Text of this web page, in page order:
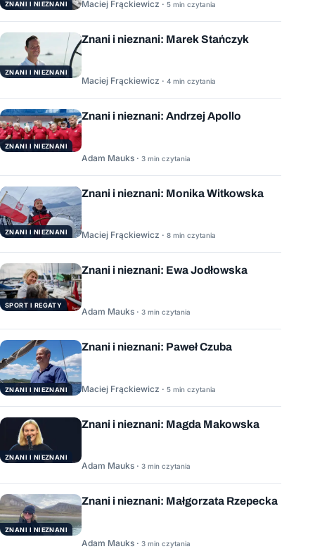
ZNANI I NIEZNANI Maciej Frąckiewicz · 5 min czytania
ZNANI I NIEZNANI
Znani i nieznani: Marek Stańczyk
Maciej Frąckiewicz · 4 min czytania
ZNANI I NIEZNANI
Znani i nieznani: Andrzej Apollo
Adam Mauks · 3 min czytania
ZNANI I NIEZNANI
Znani i nieznani: Monika Witkowska
Maciej Frąckiewicz · 8 min czytania
SPORT I REGATY
Znani i nieznani: Ewa Jodłowska
Adam Mauks · 3 min czytania
ZNANI I NIEZNANI
Znani i nieznani: Paweł Czuba
Maciej Frąckiewicz · 5 min czytania
ZNANI I NIEZNANI
Znani i nieznani: Magda Makowska
Adam Mauks · 3 min czytania
ZNANI I NIEZNANI
Znani i nieznani: Małgorzata Rzepecka
Adam Mauks · 3 min czytania